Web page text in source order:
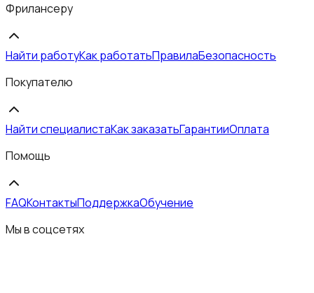
Фрилансеру
Найти работуКак работатьПравилаБезопасность
Покупателю
Найти специалистаКак заказатьГарантииОплата
Помощь
FAQКонтактыПоддержкаОбучение
Мы в соцсетях